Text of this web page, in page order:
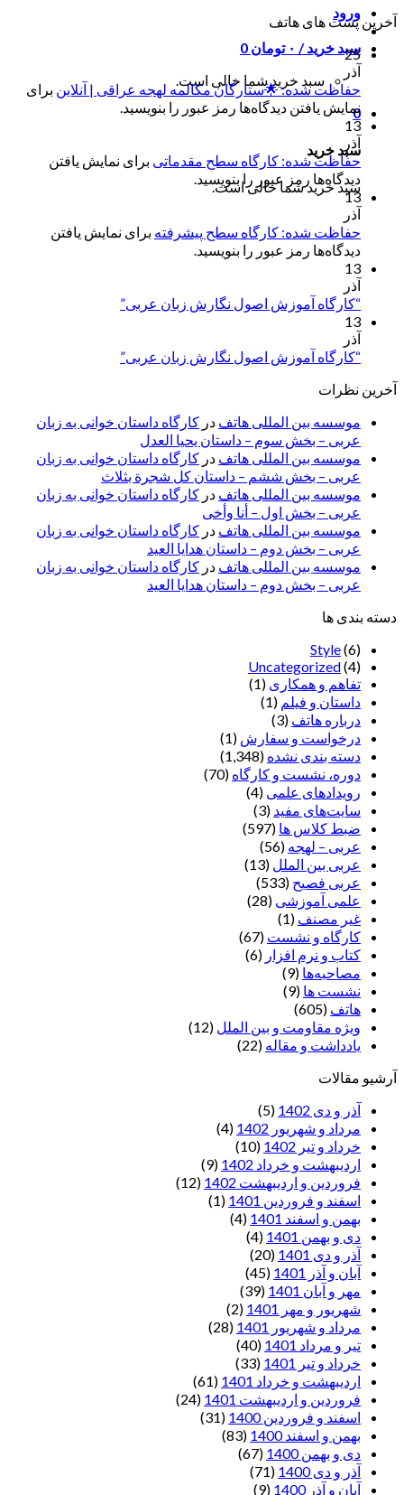
ورود
سبد خرید / ۰ تومان 0
سبد خرید شما خالی است.
0
سبد خرید
سبد خرید شما خالی است.
آخرین پست های هاتف
25
آذر
حفاظت شده: 🌟ستارگان مکالمه لهجه عراقی | آنلاین برای
نمایش یافتن دیدگاه‌ها رمز عبور را بنویسید.
13
آذر
حفاظت شده: کارگاه سطح مقدماتی برای نمایش یافتن
دیدگاه‌ها رمز عبور را بنویسید.
13
آذر
حفاظت شده: کارگاه سطح پیشرفته برای نمایش یافتن
دیدگاه‌ها رمز عبور را بنویسید.
13
آذر
“کارگاه آموزش اصول نگارش زبان عربی”
13
آذر
“کارگاه آموزش اصول نگارش زبان عربی”
آخرین نظرات
موسسه بین المللی هاتف در کارگاه داستان خوانی به زبان
عربی – بخش سوم – داستان یحیا العدل
موسسه بین المللی هاتف در کارگاه داستان خوانی به زبان
عربی – بخش ششم – داستان کل شجرة بثلاث
موسسه بین المللی هاتف در کارگاه داستان خوانی به زبان
عربی – بخش اول – أنا وأخی
موسسه بین المللی هاتف در کارگاه داستان خوانی به زبان
عربی – بخش دوم – داستان هدایا العید
موسسه بین المللی هاتف در کارگاه داستان خوانی به زبان
عربی – بخش دوم – داستان هدایا العید
دسته بندی ها
Style(6)
Uncategorized(4)
تفاهم و همکاری (1)
داستان و فیلم (1)
درباره هاتف (3)
درخواست و سفارش (1)
دسته بندی نشده (1,348)
دوره، نشست و کارگاه (70)
رویدادهای علمی (4)
سایت‌های مفید (3)
ضبط کلاس ها (597)
عربی – لهجه (56)
عربی بین الملل (13)
عربی فصیح (533)
علمی آموزشی (28)
غير مصنف (1)
کارگاه و نشست (67)
کتاب و نرم افزار (6)
مصاحبه‌ها (9)
نشست ها (9)
هاتف (605)
ویژه مقاومت و بین الملل (12)
یادداشت‌ و مقاله (22)
آرشیو مقالات
آذر و دی 1402
(5)
مرداد و شهریور 1402
(4)
خرداد و تیر 1402
(10)
اردیبهشت و خرداد 1402
(9)
فروردین و اردیبهشت 1402
(12)
اسفند و فروردین 1401
(1)
بهمن و اسفند 1401
(4)
دی و بهمن 1401
(4)
آذر و دی 1401
(20)
آبان و آذر 1401
(45)
مهر و آبان 1401
(39)
شهریور و مهر 1401
(2)
مرداد و شهریور 1401
(28)
تیر و مرداد 1401
(40)
خرداد و تیر 1401
(33)
اردیبهشت و خرداد 1401
(61)
فروردین و اردیبهشت 1401
(24)
اسفند و فروردین 1400
(31)
بهمن و اسفند 1400
(83)
دی و بهمن 1400
(67)
آذر و دی 1400
(71)
آبان و آذر 1400
(9)